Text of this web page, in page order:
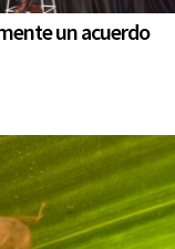
un acuerdo